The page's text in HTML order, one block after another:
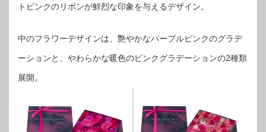
トピンクのリボンが鮮烈な印象を与えるデザイン。
中のフラワーデザインは、艶やかなパープルピンクのグラデ
ーションと、やわらかな暖色のピンクグラデーションの2種類
展開。